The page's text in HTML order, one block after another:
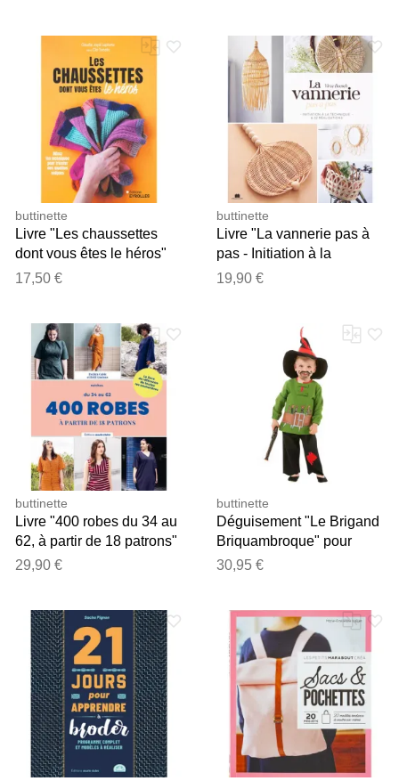
buttinette
Livre "Les chaussettes
dont vous êtes le héros"
17,50 €
buttinette
Livre "La vannerie pas à
pas - Initiation à la
technique & 22
19,90 €
buttinette
Livre "400 robes du 34 au
62, à partir de 18 patrons"
29,90 €
buttinette
Déguisement "Le Brigand
Briquambroque" pour
enfants
30,95 €
Merci pour votre avis
Notre équipe va maintenant
examiner vos commentaires
avant de les publier.